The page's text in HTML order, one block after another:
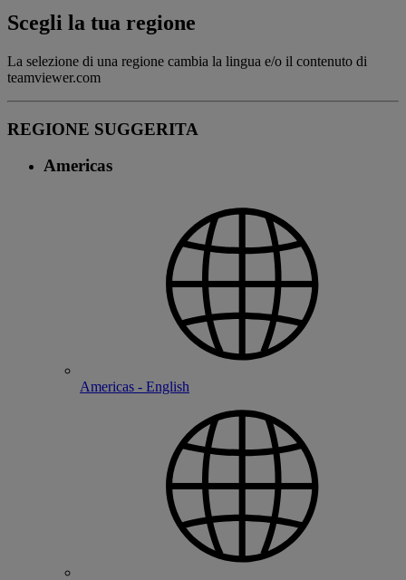
Scegli la tua regione
La selezione di una regione cambia la lingua e/o il contenuto di
teamviewer.com
REGIONE SUGGERITA
Americas
Americas - English